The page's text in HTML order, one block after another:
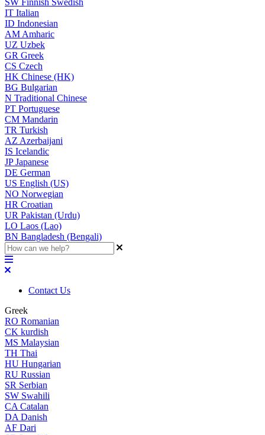
SW Finnish Swedish
IT Italian
ID Indonesian
AM Amharic
UZ Uzbek
GR Greek
CS Czech
HK Chinese (HK)
BG Bulgarian
N Traditional Chinese
PT Portuguese
CM Mandarin
TR Turkish
AZ Azerbaijani
IS Icelandic
JPJapanese
DE German
US English (US)
NO Norwegian
HR Croatian
UR Pakistan (Urdu)
LO Laos (Lao)
BN Bangladesh (Bengali)
Contact Us
Greek
RO Romanian
CK kurdish
MS Malaysian
TH Thai
HU Hungarian
RU Russian
SR Serbian
SW Swahili
CA Catalan
DA Danish
AF Dari